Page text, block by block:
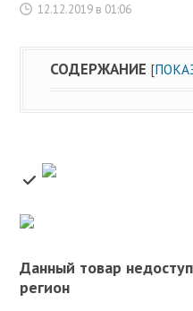
12.12.2019 в 01:06
СОДЕРЖАНИЕ [
Данный товар
регион